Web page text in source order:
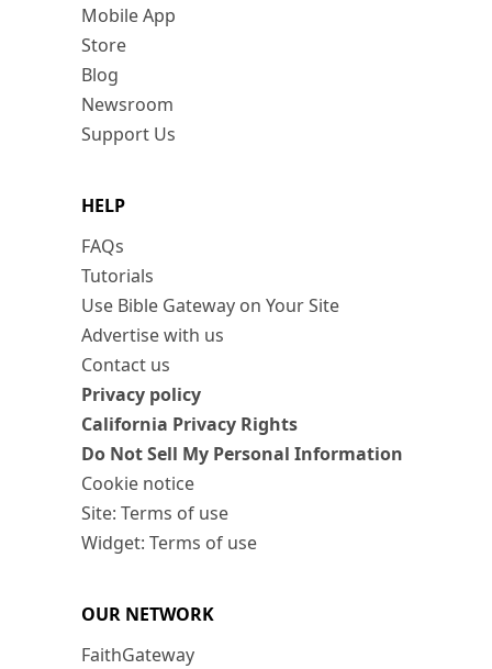
Mobile App
Store
Blog
Newsroom
Support Us
HELP
FAQs
Tutorials
Use Bible Gateway on Your Site
Advertise with us
Contact us
Privacy policy
California Privacy Rights
Do Not Sell My Personal Information
Cookie notice
Site: Terms of use
Widget: Terms of use
OUR NETWORK
FaithGateway